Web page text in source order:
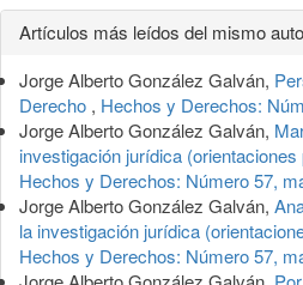
Detalles
del
artículo
Artículos más leídos del mismo
Jorge Alberto González Galván,
Derecho , Hechos y Derechos:
Jorge Alberto González Galván,
investigación jurídica
Hechos y Derechos: Número 57,
Jorge Alberto González Galván,
la investigación jurídica
Hechos y Derechos: Número 57,